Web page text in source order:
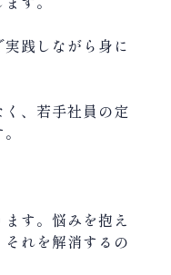
践しながら身に
、若手社員の定
す。悩みを抱え
れを解消するの